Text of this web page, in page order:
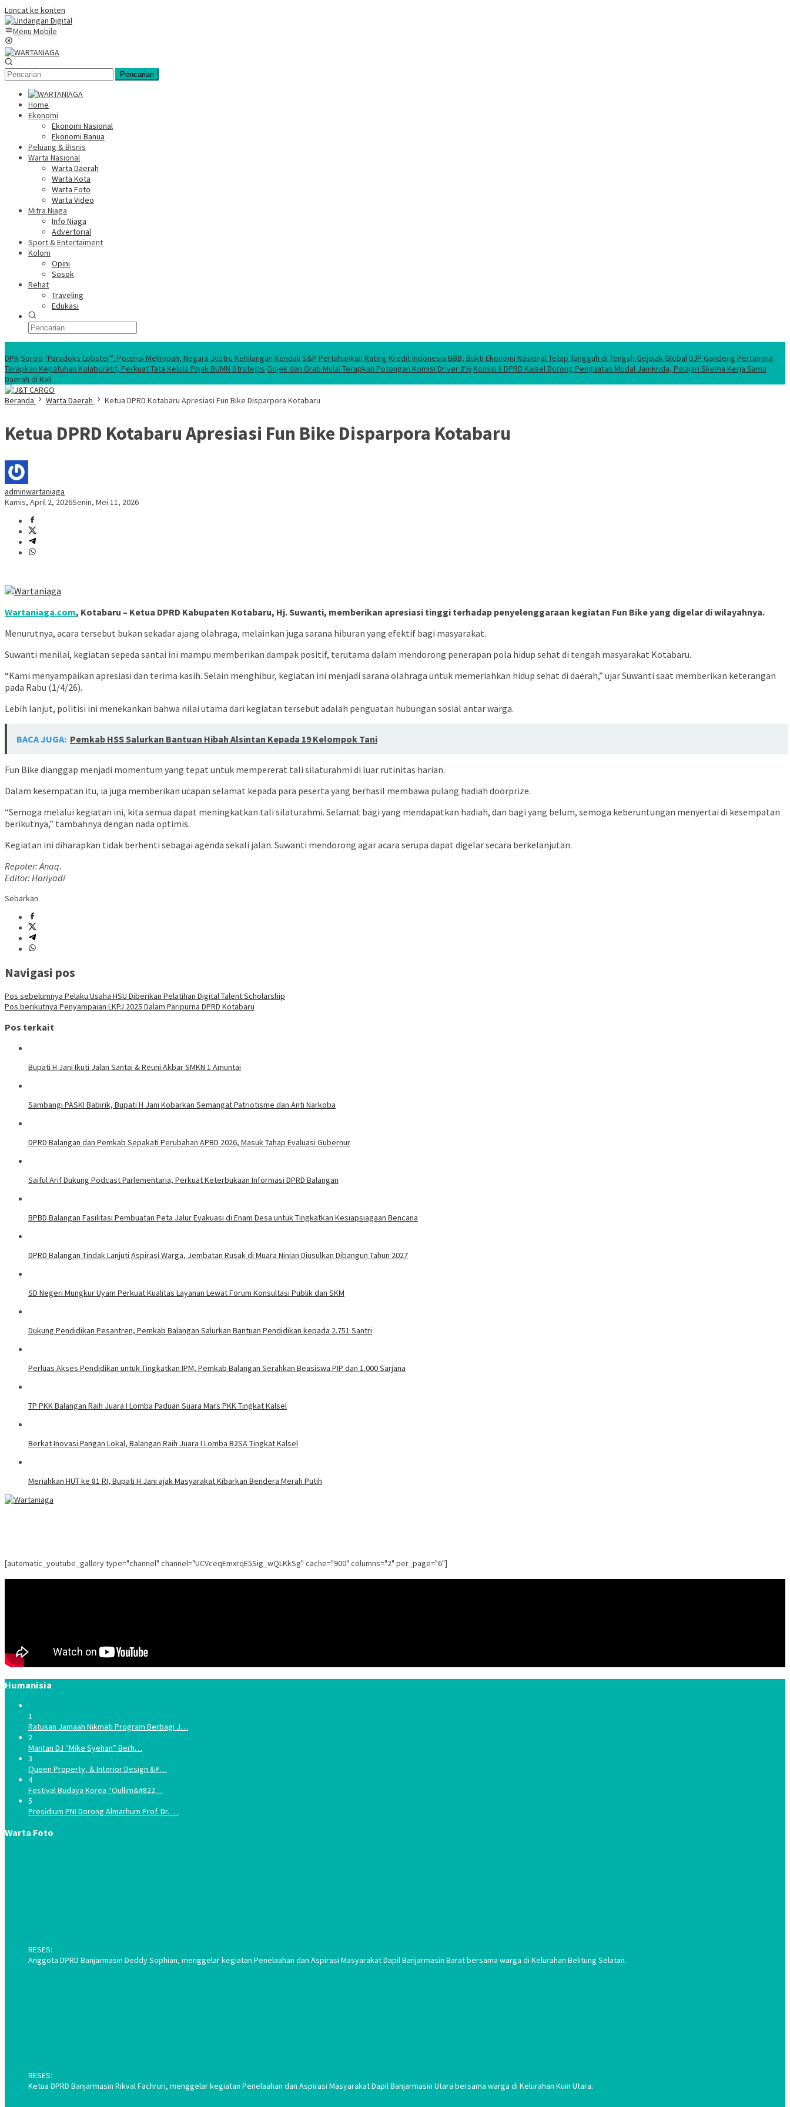
Loncat ke konten
Menu Mobile
Pencarian
Home
Ekonomi
Ekonomi Nasional
Ekonomi Banua
Peluang & Bisnis
Warta Nasional
Warta Daerah
Warta Kota
Warta Foto
Warta Video
Mitra Niaga
Info Niaga
Advertorial
Sport & Entertaiment
Kolom
Opini
Sosok
Rehat
Traveling
Edukasi
DPR Soroti “Paradoks Lobster”: Potensi Melimpah, Negara Justru Kehilangan Kendali S&P Pertahankan Rating Kredit Indonesia BBB, Bukti Ekonomi Nasional Tetap Tangguh di Tengah Gejolak GlobalDJP Gandeng Pertamina
Terapkan Kepatuhan Kolaboratif, Perkuat Tata Kelola Pajak BUMN Strategis Gojek dan Grab Mulai Terapkan Potongan Komisi Driver 8℅Komisi II DPRD Kalsel Dorong Penguatan Modal Jamkrida, Pelajari Skema Kerja Sama
Daerah di Bali
Beranda
Warta Daerah Ketua DPRD Kotabaru Apresiasi Fun Bike Disparpora Kotabaru
Ketua DPRD Kotabaru Apresiasi Fun Bike Disparpora Kotabaru
adminwartaniaga
Kamis, April 2, 2026Senin, Mei 11, 2026
Wartaniaga.com, Kotabaru – Ketua DPRD Kabupaten Kotabaru, Hj. Suwanti, memberikan apresiasi tinggi terhadap penyelenggaraan kegiatan Fun Bike yang digelar di wilayahnya.
Menurutnya, acara tersebut bukan sekadar ajang olahraga, melainkan juga sarana hiburan yang efektif bagi masyarakat.
Suwanti menilai, kegiatan sepeda santai ini mampu memberikan dampak positif, terutama dalam mendorong penerapan pola hidup sehat di tengah masyarakat Kotabaru.
“Kami menyampaikan apresiasi dan terima kasih. Selain menghibur, kegiatan ini menjadi sarana olahraga untuk memeriahkan hidup sehat di daerah,” ujar Suwanti saat memberikan keterangan
pada Rabu (1/4/26).
Lebih lanjut, politisi ini menekankan bahwa nilai utama dari kegiatan tersebut adalah penguatan hubungan sosial antar warga.
BACA JUGA: Pemkab HSS Salurkan Bantuan Hibah Alsintan Kepada 19 Kelompok Tani
Fun Bike dianggap menjadi momentum yang tepat untuk mempererat tali silaturahmi di luar rutinitas harian.
Dalam kesempatan itu, ia juga memberikan ucapan selamat kepada para peserta yang berhasil membawa pulang hadiah doorprize.
“Semoga melalui kegiatan ini, kita semua dapat meningkatkan tali silaturahmi. Selamat bagi yang mendapatkan hadiah, dan bagi yang belum, semoga keberuntungan menyertai di kesempatan
berikutnya,” tambahnya dengan nada optimis.
Kegiatan ini diharapkan tidak berhenti sebagai agenda sekali jalan. Suwanti mendorong agar acara serupa dapat digelar secara berkelanjutan.
Repoter: Anaq.
Editor: Hariyadi
Sebarkan
Navigasi pos
Pos sebelumnya Pelaku Usaha HSU Diberikan Pelatihan Digital Talent Scholarship
Pos berikutnya Penyampaian LKPJ 2025 Dalam Paripurna DPRD Kotabaru
Pos terkait
Bupati H Jani Ikuti Jalan Santai & Reuni Akbar SMKN 1 Amuntai
Sambangi PASKI Babirik, Bupati H Jani Kobarkan Semangat Patriotisme dan Anti Narkoba
DPRD Balangan dan Pemkab Sepakati Perubahan APBD 2026, Masuk Tahap Evaluasi Gubernur
Saiful Arif Dukung Podcast Parlementaria, Perkuat Keterbukaan Informasi DPRD Balangan
BPBD Balangan Fasilitasi Pembuatan Peta Jalur Evakuasi di Enam Desa untuk Tingkatkan Kesiapsiagaan Bencana
DPRD Balangan Tindak Lanjuti Aspirasi Warga, Jembatan Rusak di Muara Ninian Diusulkan Dibangun Tahun 2027
SD Negeri Mungkur Uyam Perkuat Kualitas Layanan Lewat Forum Konsultasi Publik dan SKM
Dukung Pendidikan Pesantren, Pemkab Balangan Salurkan Bantuan Pendidikan kepada 2.751 Santri
Perluas Akses Pendidikan untuk Tingkatkan IPM, Pemkab Balangan Serahkan Beasiswa PIP dan 1.000 Sarjana
TP PKK Balangan Raih Juara I Lomba Paduan Suara Mars PKK Tingkat Kalsel
Berkat Inovasi Pangan Lokal, Balangan Raih Juara I Lomba B2SA Tingkat Kalsel
Meriahkan HUT ke 81 RI, Bupati H Jani ajak Masyarakat Kibarkan Bendera Merah Putih
[automatic_youtube_gallery type="channel" channel="UCVceqEmxrqE5Sig_wQLKkSg" cache="900" columns="2" per_page="6"]
Humanisia
1
Ratusan Jamaah Nikmati Program Berbagi J…
2
Mantan DJ “Mike Syehan” Berh…
3
Queen Property, & Interior Design &#…
4
Festival Budaya Korea “Oullim&#822…
5
Presidium PNI Dorong Almarhum Prof. Dr. …
Warta Foto
RESES:
Anggota DPRD Banjarmasin Deddy Sophian, menggelar kegiatan Penelaahan dan Aspirasi Masyarakat Dapil Banjarmasin Barat bersama warga di Kelurahan Belitung Selatan.
RESES:
Ketua DPRD Banjarmasin Rikval Fachruri, menggelar kegiatan Penelaahan dan Aspirasi Masyarakat Dapil Banjarmasin Utara bersama warga di Kelurahan Kuin Utara.